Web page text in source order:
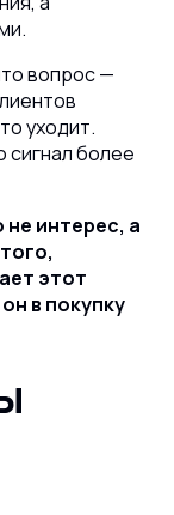
вопрос —
уходит.
более
интерес, а
этот
в покупку